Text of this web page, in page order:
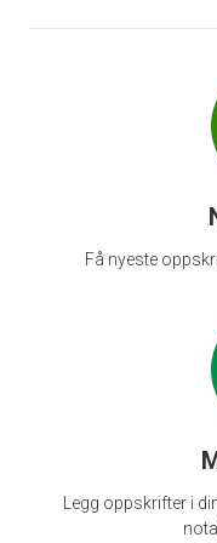
Få nyeste
Legg oppskrifter i